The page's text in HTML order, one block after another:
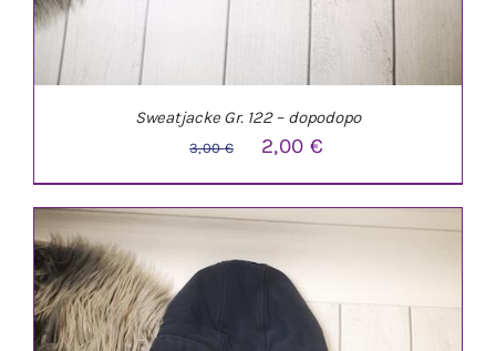
Sweatjacke Gr. 122 – dopodopo
3,00€
Ursprünglicher
Preis
war:
3,00 €
2,00 €Aktueller
Preis
ist: